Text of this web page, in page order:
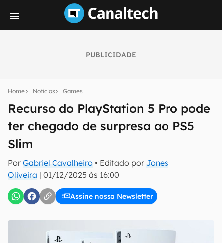
PUBLICIDADE
Home Notícias Games
Recurso do PlayStation 5 Pro pode
ter chegado de surpresa ao PS5
Slim
Por Gabriel Cavalheiro • Editado por Jones
Oliveira | 01/12/2025 às 16:00
Assine nossa Newsletter
notícias e reviews sobre tecnologia em primeira
E-mail
inscreva-se
Confirmo que li, aceito e concordo com os Termos de
Uso e Política de Privacidade do Canaltech.